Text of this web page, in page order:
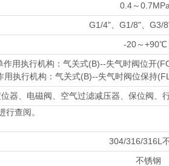
0.4～0.7MPa
G1/4"、G1/8"、G3/
-20～+90℃
作用执行机构：气关式(B)--失气时阀位开
用执行机构：气关式(B)--失气时阀位保持
位器、电磁阀、空气过滤减压器、保位阀、
查阅。
304/316/316L
不锈钢